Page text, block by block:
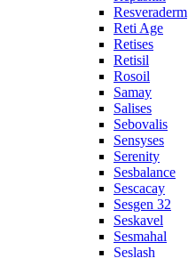
Resveraderm
Reti Age
Retises
Retisil
Rosoil
Samay
Salises
Sebovalis
Sensyses
Serenity
Sesbalance
Sescacay
Sesgen 32
Seskavel
Sesmahal
Seslash